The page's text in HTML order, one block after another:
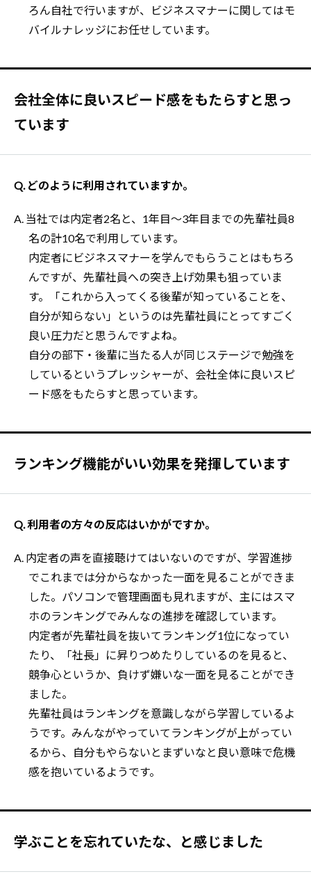
ろん自社で行いますが、ビジネスマナーに関してはモ
バイルナレッジにお任せしています。
会社全体に良いスピード感をもたらすと思っ
ています
Q. どのように利用されていますか。
A. 当社では内定者2名と、1年目～3年目までの先輩社員8
名の計10名で利用しています。
内定者にビジネスマナーを学んでもらうことはもちろ
んですが、先輩社員への突き上げ効果も狙っていま
す。「これから入ってくる後輩が知っていることを、
自分が知らない」というのは先輩社員にとってすごく
良い圧力だと思うんですよね。
自分の部下・後輩に当たる人が同じステージで勉強を
しているというプレッシャーが、会社全体に良いスピ
ード感をもたらすと思っています。
ランキング機能がいい効果を発揮しています
Q. 利用者の方々の反応はいかがですか。
A. 内定者の声を直接聴けてはいないのですが、学習進捗
でこれまでは分からなかった一面を見ることができま
した。パソコンで管理画面も見れますが、主にはスマ
ホのランキングでみんなの進捗を確認しています。
内定者が先輩社員を抜いてランキング1位になってい
たり、「社長」に昇りつめたりしているのを見ると、
競争心というか、負けず嫌いな一面を見ることができ
ました。
先輩社員はランキングを意識しながら学習しているよ
うです。みんながやっていてランキングが上がってい
るから、自分もやらないとまずいなと良い意味で危機
感を抱いているようです。
学ぶことを忘れていたな、と感じました